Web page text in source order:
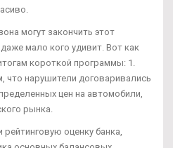
могут закончить этот
мало кого удивит. Вот как
короткой программы: 1.
что нарушители договаривались
цен на автомобили,
рынка.
оценку банка,